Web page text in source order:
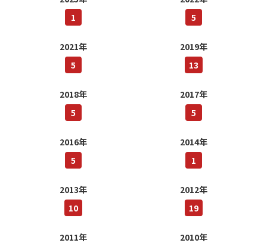
1
5
2021年
5
2019年
13
2018年
5
2017年
5
2016年
5
2014年
1
2013年
10
2012年
19
2011年 2010年